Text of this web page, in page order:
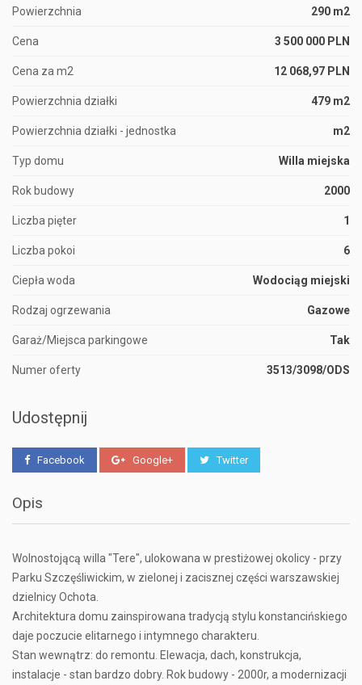
Powierzchnia 290 m2
Cena 3 500 000 PLN
Cena za m2 12 068,97 PLN
Powierzchnia działki 479 m2
Powierzchnia działki - jednostka m2
Typ domu Willa miejska
Rok budowy 2000
Liczba pięter 1
Liczba pokoi 6
Ciepła woda Wodociąg miejski
Rodzaj ogrzewania Gazowe
Garaż/Miejsca parkingowe Tak
Numer oferty 3513/3098/ODS
Udostępnij
Facebook Google+ Twitter
Opis
Wolnostojącą willa "Tere", ulokowana w prestiżowej okolicy - przy
Parku Szczęśliwickim, w zielonej i zacisznej części warszawskiej
dzielnicy Ochota.
Architektura domu zainspirowana tradycją stylu konstancińskiego
daje poczucie elitarnego i intymnego charakteru.
Stan wewnątrz: do remontu. Elewacja, dach, konstrukcja,
instalacje - stan bardzo dobry. Rok budowy - 2000r, a modernizacji